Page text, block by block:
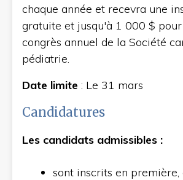
chaque année et recevra une
gratuite et jusqu'à 1 000 $ pour
congrès annuel de la Société
pédiatrie.
Date limite : Le 31 mars
Candidatures
Les candidats admissibles :
sont inscrits en première,